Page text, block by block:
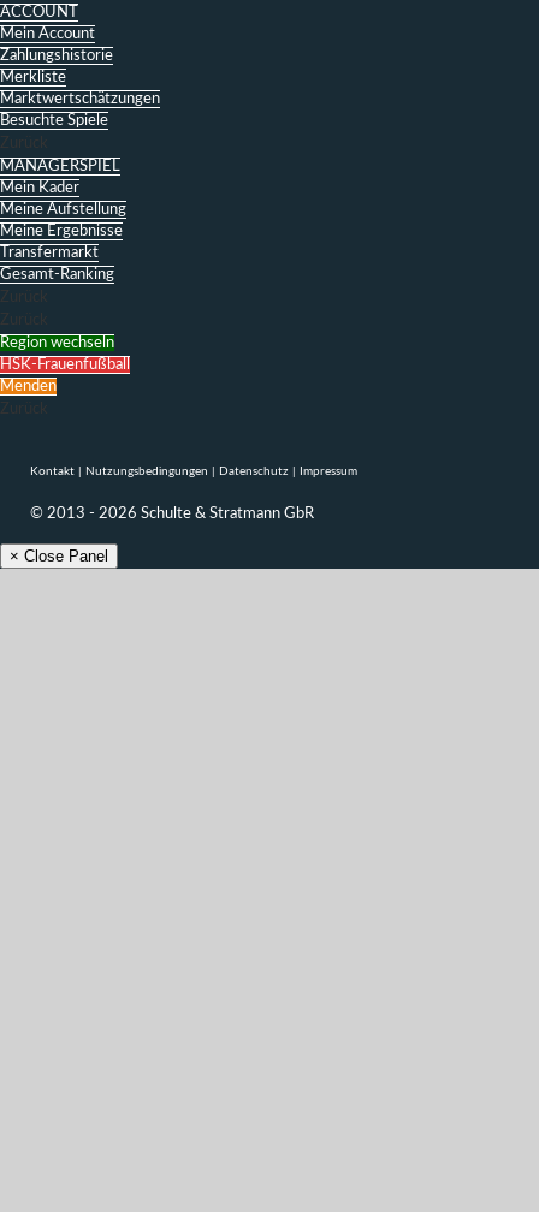
ACCOUNT
Mein Account
Zahlungshistorie
Merkliste
Marktwertschätzungen
Besuchte Spiele
Zurück
MANAGERSPIEL
Mein Kader
Meine Aufstellung
Meine Ergebnisse
Transfermarkt
Gesamt-Ranking
Zurück
Zurück
Region wechseln
HSK-Frauenfußball
Menden
Zurück
Kontakt Nutzungsbedingungen Datenschutz Impressum
© 2013 - 2026 Schulte & Stratmann GbR
× Close Panel